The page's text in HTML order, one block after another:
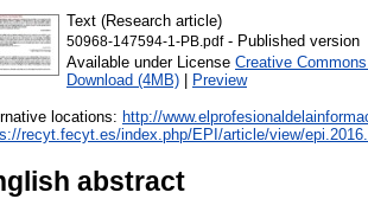
Text (Research article)
50968-147594-1-PB.pdf- Published version
Available under License Creative
Download (4MB) | Preview
locations: http://
recyt.fecyt.es/index.php/EPI/article/view/
abstract